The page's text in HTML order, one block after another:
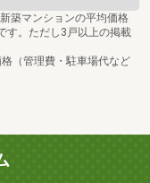
築マンションの平均価格
す。ただし3戸以上の掲載
（管理費・駐車場代など